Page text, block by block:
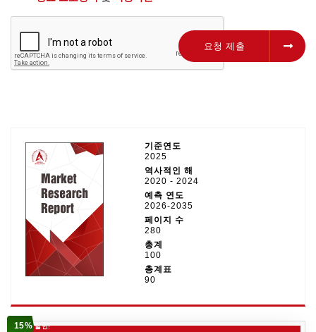
요청 제출 요청 제출
기준연도
2025
역사적인 해
2020 - 2024
예측 연도
2026-2035
페이지 수
280
총계
100
총계표
90
15%할인!